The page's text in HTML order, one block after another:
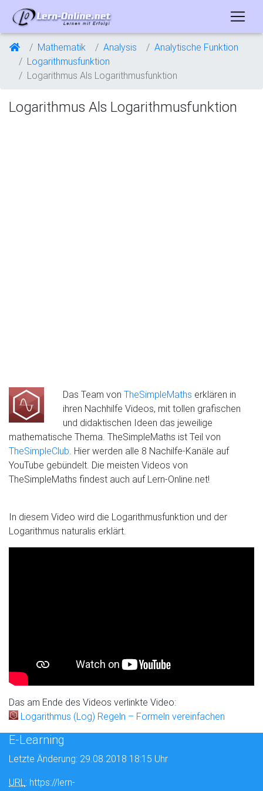
Mathematik Analysis
Analytische Funktion
Logarithmusfunktion
Logarithmus Als Logarithmusfunktion
Logarithmus Als Logarithmusfunktion
Das Team von TheSimpleMaths erklären in
ihren Nachhilfe Videos, mit tollen grafischen
und didaktischen Ideen das jeweilige
mathematische Thema. TheSimpleMaths ist Teil von
TheSimpleClub. Hier werden alle 8 Nachilfe-Kanäle auf
YouTube gebündelt. Die meisten Videos von
TheSimpleMaths findest auch auf Lern-Online.net!
In diesem Video wird die Logarithmusfunktion und der
Logarithmus naturalis erklärt.
Das am Ende des Videos verlinkte Video:
Logarithmus (Log) Regeln – Formeln vereinfachen
E-Learning
Letzte Änderung: 29.08.2018 18:15 Uhr
URL: https://lern-